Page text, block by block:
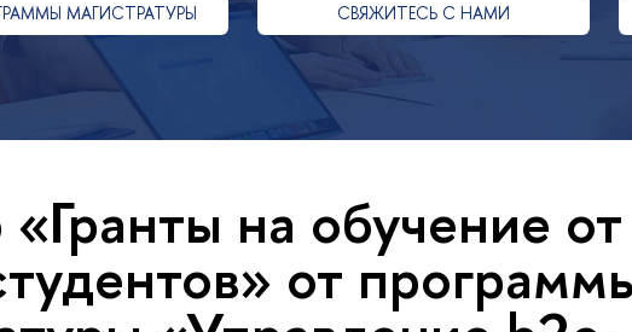
МАГИСТРАТУРЫ СВЯЖИТЕСЬ С НАМИ
на обучение от
от